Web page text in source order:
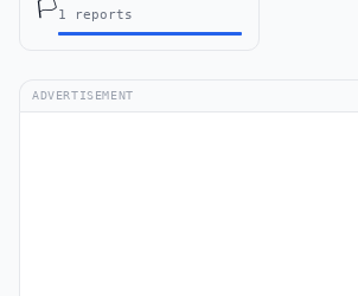
🏳️1 reports
ADVERTISEMENT